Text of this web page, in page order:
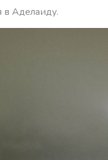
в Аделаиду.